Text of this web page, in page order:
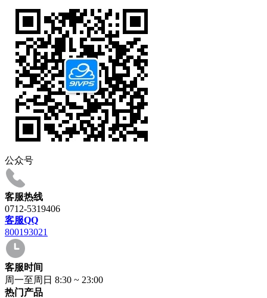
公众号
客服热线
0712-5319406
客服QQ
800193021
客服时间
周一至周日 8:30 ~ 23:00
热门产品